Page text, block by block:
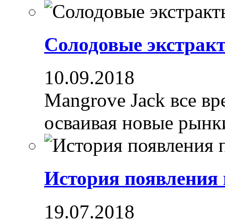
Солодовые
10.09.2018
Mangrove Jack все
осваивая новые
История появления
19.07.2018